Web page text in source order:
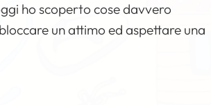
ho scoperto cose davvero
un attimo ed aspettare una